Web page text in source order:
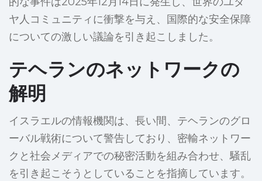
ヤ人コミュニティに衝撃を与え、国際的な安全保障
についての激しい議論を引き起こしました。
テヘランのネットワークの
解明
イスラエルの情報機関は、長い間、テヘランのグロ
ーバル戦術について警告しており、密輸ネットワー
クと社会メディアでの秘密活動を組み合わせ、騒乱
を引き起こそうとしていることを指摘しています。